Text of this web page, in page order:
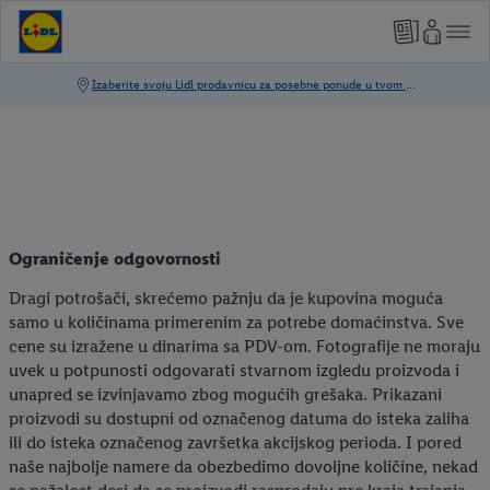
Ograničenje odgovornosti
Dragi potrošači, skrećemo pažnju da je kupovina moguća
samo u količinama primerenim za potrebe domaćinstva. Sve
cene su izražene u dinarima sa PDV-om. Fotografije ne moraju
uvek u potpunosti odgovarati stvarnom izgledu proizvoda i
unapred se izvinjavamo zbog mogućih grešaka. Prikazani
proizvodi su dostupni od označenog datuma do isteka zaliha
ili do isteka označenog završetka akcijskog perioda. I pored
naše najbolje namere da obezbedimo dovoljne količine, nekad